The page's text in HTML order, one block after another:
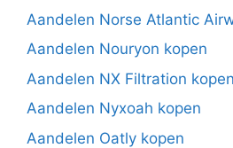
Aandelen Norse Atlantic
Aandelen Nouryon kopen
Aandelen NX Filtration kopen
Aandelen Nyxoah kopen
Aandelen Oatly kopen